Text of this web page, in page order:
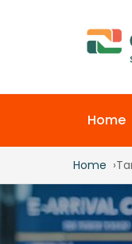
Home
Home